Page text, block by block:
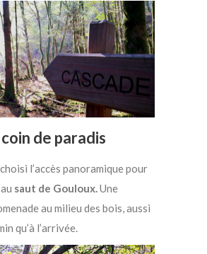
de paradis
l’accès panoramique pour
saut de Gouloux.Une
au milieu des bois, aussi
qu’à l’arrivée.